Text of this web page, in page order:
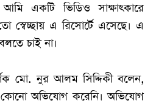
আমি একটি ভিডিও সাক্ষাৎকারে
স্বেচ্ছায়এরিসোর্টে এসেছে। এ
চাই না।
মো.নুর আলম সিদ্দিকী বলেন,
কোনো অভিযোগ করেনি। অভিযোগ